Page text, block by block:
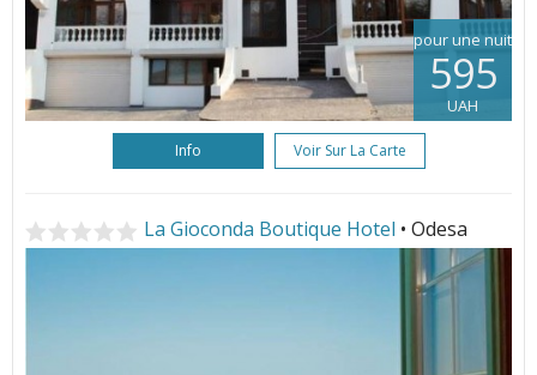
pour une nuit
595
UAH
Info Voir Sur La Carte
La Gioconda Boutique Hotel • Odesa